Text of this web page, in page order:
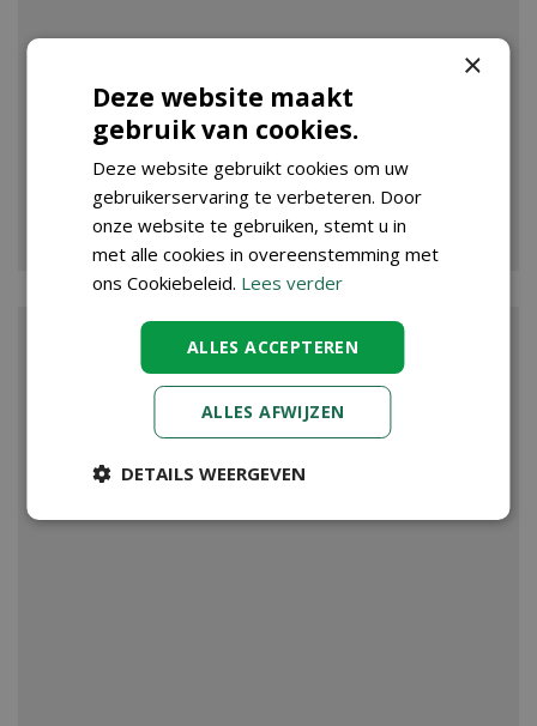
VIJVER
×
Deze website maakt
gebruik van cookies.
Deze website gebruikt cookies om uw
gebruikerservaring te verbeteren. Door
onze website te gebruiken, stemt u in
met alle cookies in overeenstemming met
ons Cookiebeleid. Lees verder
ALLES ACCEPTEREN
ALLES AFWIJZEN
DETAILS WEERGEVEN